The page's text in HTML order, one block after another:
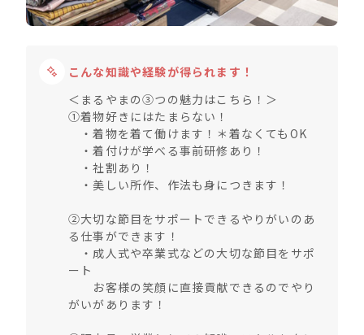
こんな知識や経験が得られます！
＜まるやまの③つの魅力はこちら！＞
①着物好きにはたまらない！
・着物を着て働けます！＊着なくてもOK
・着付けが学べる事前研修あり！
・社割あり！
・美しい所作、作法も身につきます！
②大切な節目をサポートできるやりがいのあ
る仕事ができます！
・成人式や卒業式などの大切な節目をサポ
ート
お客様の笑顔に直接貢献できるのでやり
がいがあります！